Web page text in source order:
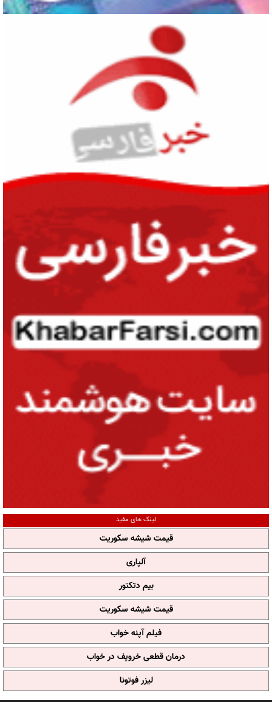
لینک های مفید
قیمت شیشه سکوریت
آلپاری
بیم دتکتور
قیمت شیشه سکوریت
فیلم آپنه خواب
درمان قطعی خروپف در خواب
لیزر فوتونا